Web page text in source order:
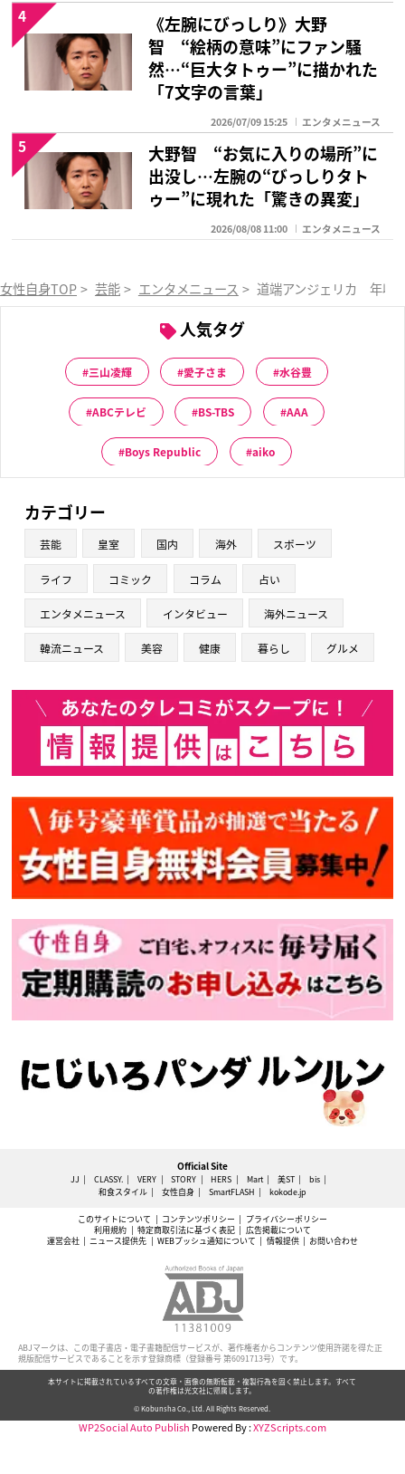
《左腕にびっしり》大野
智 “絵柄の意味”にファン騒
然…“巨大タトゥー”に描かれた
「7文字の言葉」
2026/07/09 15:25 エンタメニュース
4
大野智 “お気に入りの場所”に
出没し…左腕の“びっしりタト
ゥー”に現れた「驚きの異変」
2026/08/08 11:00 エンタメニュース
5
女性自身TOP > 芸能 > エンタメニュース > 道端アンジェリカ 年収
人気タグ
三山凌輝 愛子さま 水谷豊
ABCテレビ BS-TBS AAA
Boys Republic aiko
カテゴリー
芸能 皇室 国内 海外 スポーツ
ライフ コミック コラム 占い
エンタメニュース インタビュー 海外ニュース
韓流ニュース 美容 健康 暮らし グルメ
Official Site
JJ CLASSY. VERY STORY HERS Mart 美ST
bis
和食スタイル
女性自身 SmartFLASH kokode.jp
このサイトについて コンテンツポリシー
プライバシーポリシー
利用規約
特定商取引法に基づく表記
広告掲載について
運営会社
ニュース提供先 WEBプッシュ通知について 情報提供 お問い合わせ
ABJマークは、この電子書店・電子書籍配信サービスが、著作権者からコンテンツ使用許諾を得た正
規版配信サービスであることを示す登録商標（登録番号 第6091713号）です。
本サイトに掲載されているすべての文章・画像の無断転載・複製行為を固く禁止します。すべて
の著作権は光文社に帰属します。
© Kobunsha Co., Ltd. All Rights Reserved.
WP2Social Auto Publish Powered By :XYZScripts.com